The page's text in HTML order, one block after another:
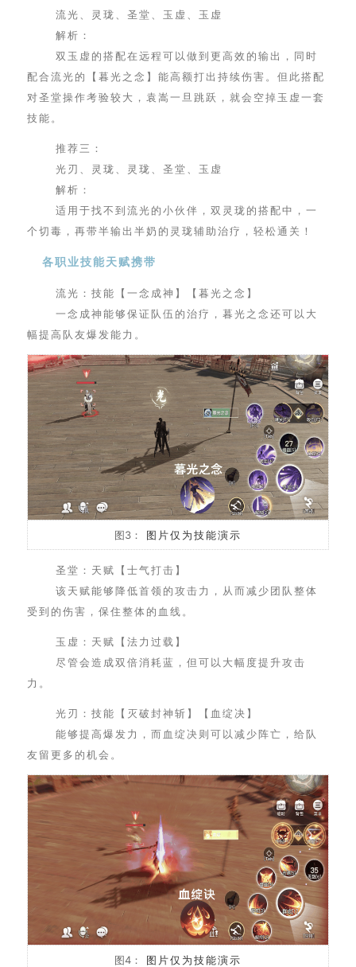
流光、灵珑、圣堂、玉虚、玉虚
解析：
双玉虚的搭配在远程可以做到更高效的输出，同时
配合流光的【暮光之念】能高额打出持续伤害。但此搭配
对圣堂操作考验较大，袁嵩一旦跳跃，就会空掉玉虚一套
技能。
推荐三：
光刃、灵珑、灵珑、圣堂、玉虚
解析：
适用于找不到流光的小伙伴，双灵珑的搭配中，一
个切毒，再带半输出半奶的灵珑辅助治疗，轻松通关！
各职业技能天赋携带
流光：技能【一念成神】【暮光之念】
一念成神能够保证队伍的治疗，暮光之念还可以大
幅提高队友爆发能力。
图3： 图片仅为技能演示
圣堂：天赋【士气打击】
该天赋能够降低首领的攻击力，从而减少团队整体
受到的伤害，保住整体的血线。
玉虚：天赋【法力过载】
尽管会造成双倍消耗蓝，但可以大幅度提升攻击
力。
光刃：技能【灭破封神斩】【血绽决】
能够提高爆发力，而血绽决则可以减少阵亡，给队
友留更多的机会。
图4： 图片仅为技能演示